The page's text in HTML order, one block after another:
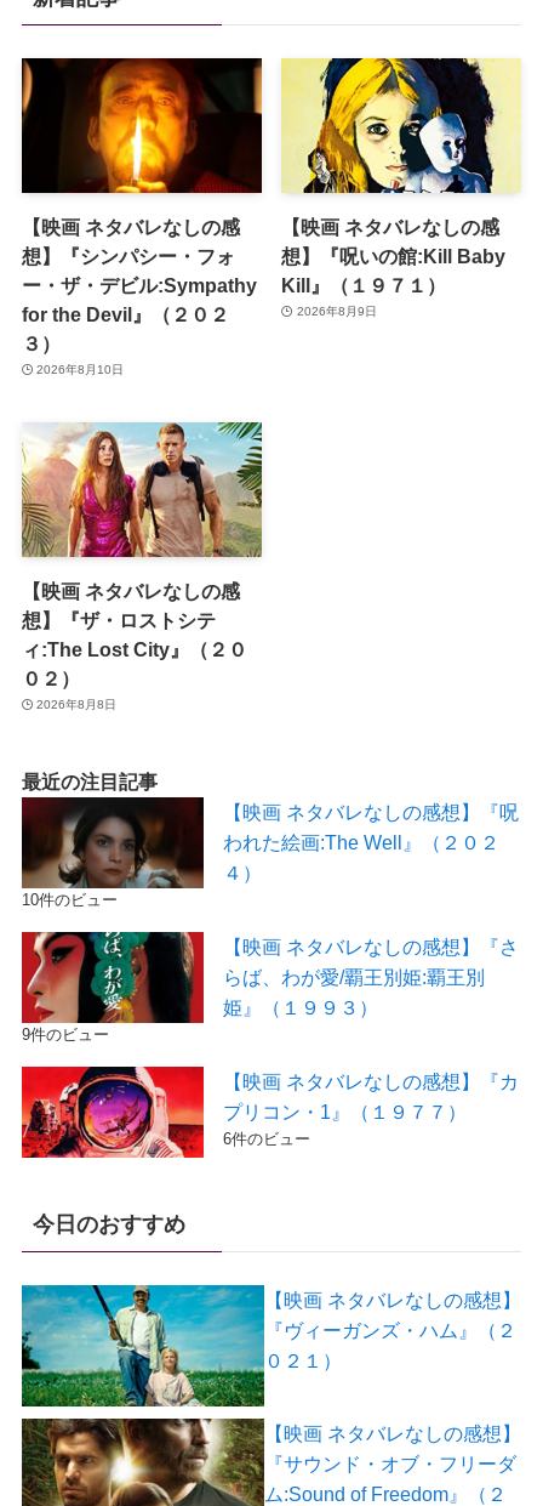
【映画 ネタバレなしの感
想】『シンパシー・フォ
ー・ザ・デビル:Sympathy
for the Devil』（２０２
３）
2026年8月10日
【映画 ネタバレなしの感
想】『呪いの館:Kill Baby
Kill』（１９７１）
2026年8月9日
【映画 ネタバレなしの感
想】『ザ・ロストシテ
ィ:The Lost City』（２０
０２）
2026年8月8日
最近の注目記事
【映画 ネタバレなしの感想】『呪
われた絵画:The Well』（２０２
４）
10件のビュー
【映画 ネタバレなしの感想】『さ
らば、わが愛/覇王別姫:覇王別
姫』（１９９３）
9件のビュー
【映画 ネタバレなしの感想】『カ
プリコン・1』（１９７７）
6件のビュー
今日のおすすめ
【映画 ネタバレなしの感想】
『ヴィーガンズ・ハム』（２
０２１）
【映画 ネタバレなしの感想】
『サウンド・オブ・フリーダ
ム:Sound of Freedom』（２